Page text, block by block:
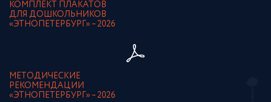
КОМПЛЕКТ ПЛАКАТОВ
ДЛЯ ДОШКОЛЬНИКОВ
«ЭТНОПЕТЕРБУРГ» – 2026
МЕТОДИЧЕСКИЕ
РЕКОМЕНДАЦИИ
«ЭТНОПЕТЕРБУРГ» – 2026